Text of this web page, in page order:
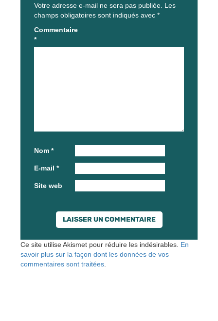
Votre adresse e-mail ne sera pas publiée. Les
champs obligatoires sont indiqués avec *
Commentaire
*
Nom *
E-mail *
Site web
Ce site utilise Akismet pour réduire les indésirables. En
savoir plus sur la façon dont les données de vos
commentaires sont traitées